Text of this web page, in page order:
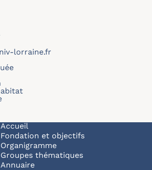
lorraine.fr
Navigation principale
Accueil
Fondation et objectifs
Organigramme
Groupes thématiques
Annuaire